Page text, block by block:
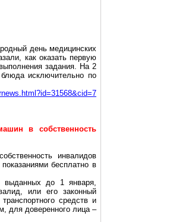
день медицинских
как оказать первую
задания. На 2
исключительно по
в собственность
инвалидов
бесплатно в
выданных до 1 января,
или его законный
средств и
для доверенного лица –